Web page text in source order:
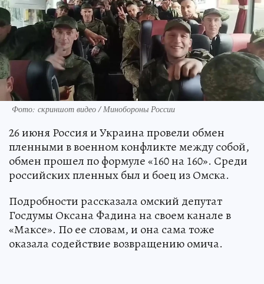
Фото: скриншот видео / Минобороны России
26 июня Россия и Украина провели обмен
пленными в военном конфликте между собой,
обмен прошел по формуле «160 на 160». Среди
российских пленных был и боец из Омска.
Подробности рассказала омский депутат
Госдумы Оксана Фадина на своем канале в
«Максе». По ее словам, и она сама тоже
оказала содействие возвращению омича.